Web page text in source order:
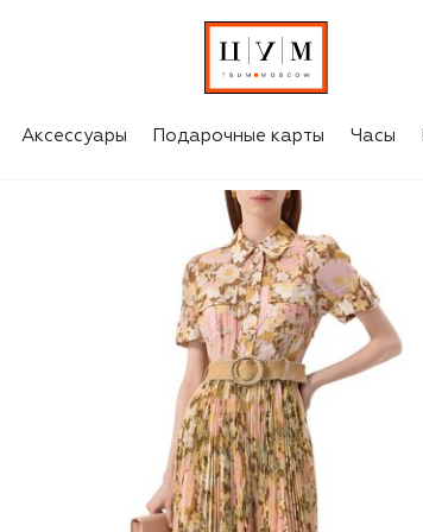
Аксессуары Подарочные карты Часы